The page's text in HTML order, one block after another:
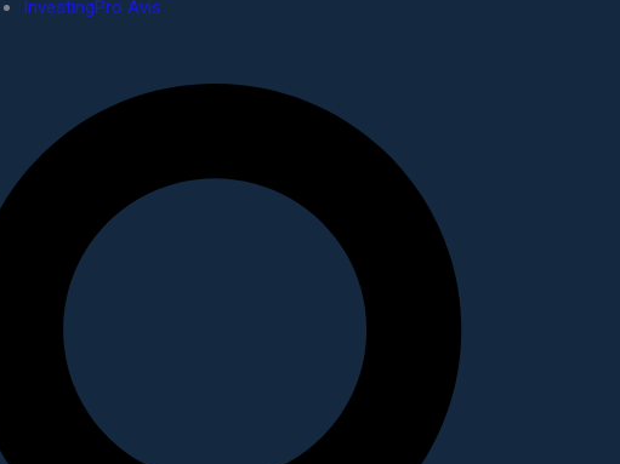
InvestingPro Avis